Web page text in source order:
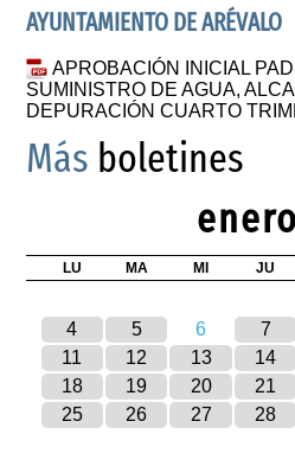
AYUNTAMIENTO DE ARÉVALO
APROBACIÓN INICIAL
SUMINISTRO DE AGUA,
DEPURACIÓN CUARTO
Más boletines
enero
LU MA MI JU
4
5 6 7
11
12 13 14
18
19 20 21
25
26 27 28